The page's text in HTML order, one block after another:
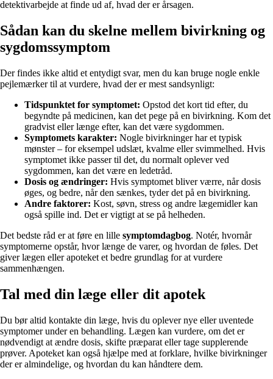
detektivarbejde at finde ud af, hvad der er årsagen.
Sådan kan du skelne mellem bivirkning og
sygdomssymptom
Der findes ikke altid et entydigt svar, men du kan bruge nogle enkle
pejlemærker til at vurdere, hvad der er mest sandsynligt:
Tidspunktet for symptomet: Opstod det kort tid efter, du
begyndte på medicinen, kan det pege på en bivirkning. Kom det
gradvist eller længe efter, kan det være sygdommen.
Symptomets karakter: Nogle bivirkninger har et typisk
mønster – for eksempel udslæt, kvalme eller svimmelhed. Hvis
symptomet ikke passer til det, du normalt oplever ved
sygdommen, kan det være en ledetråd.
Dosis og ændringer: Hvis symptomet bliver værre, når dosis
øges, og bedre, når den sænkes, tyder det på en bivirkning.
Andre faktorer: Kost, søvn, stress og andre lægemidler kan
også spille ind. Det er vigtigt at se på helheden.
Det bedste råd er at føre en lille symptomdagbog. Notér, hvornår
symptomerne opstår, hvor længe de varer, og hvordan de føles. Det
giver lægen eller apoteket et bedre grundlag for at vurdere
sammenhængen.
Tal med din læge eller dit apotek
Du bør altid kontakte din læge, hvis du oplever nye eller uventede
symptomer under en behandling. Lægen kan vurdere, om det er
nødvendigt at ændre dosis, skifte præparat eller tage supplerende
prøver. Apoteket kan også hjælpe med at forklare, hvilke bivirkninger
der er almindelige, og hvordan du kan håndtere dem.